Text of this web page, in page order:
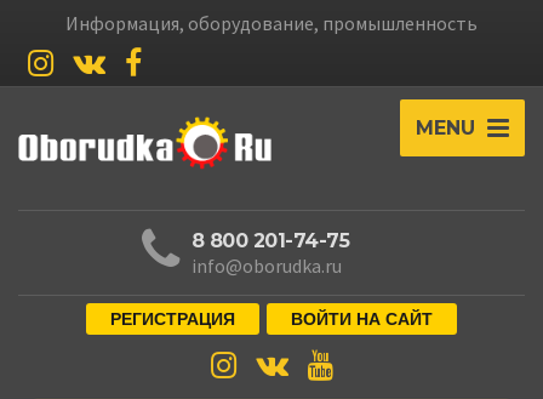
Информация, оборудование, промышленность
MENU
8 800 201-74-75
info@oborudka.ru
РЕГИСТРАЦИЯ ВОЙТИ НА САЙТ